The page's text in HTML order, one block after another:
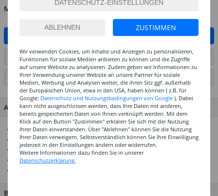
MENGE
IN DEN WARENKORB
ARTIKEL AUF WUNSCHLISTE SETZEN
SEITE DRUCKEN
ARTIKEL MERKMALE & DETAILS
Draht, ummantelt mit flauschigem Gewebe
Erhältlich in 24 Farben
Top-Preis-Leistungsverhältnis
Creativ-Discount-Hausmarke
BESCHREIBUNG
ZUSTIMMEN
Wir verwenden Cookies, um Inhalte und Anzeigen zu personalisieren,
Funktionen für soziale Medien anbieten zu können und die Zugriffe
auf unsere Website zu analysieren. Zudem geben wir Informationen zu
Ihrer Verwendung unserer Website an unsere Partner für soziale
Medien, Werbung und Analysen weiter, die ihren Sitz ggf. außerhalb
der Europäischen Union, etwa in den USA, haben können ( z.B. für
Google: Datenschutz und Nutzungsbedingungen von Google ). Dabei
kann nicht ausgeschlossen werden, dass Ihre Daten mit anderen,
bereits gespeicherten Daten von Ihnen verknüpft werden. Mit dem
Klick auf den Button "Zustimmen" erklären Sie sich mit der Nutzung
Ihrer Daten einverstanden. Über "Ablehnen" können Sie die Nutzung
Ihrer Daten verweigern. Selbstverständlich können Sie Ihre Einwilligung
jederzeit in den Einstellungen ändern oder widerrufen.
Weitere Informationen dazu finden Sie in unserer
Datenschutzerklärung.